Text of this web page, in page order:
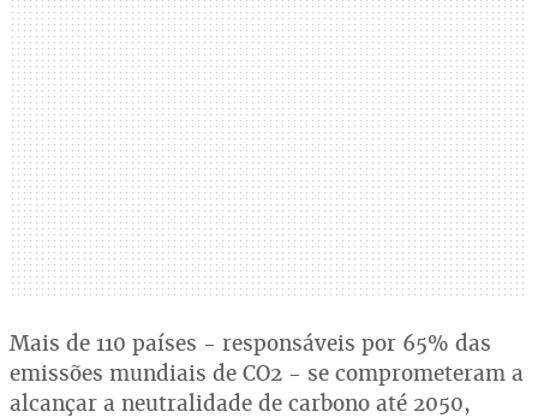
Mais de 110 países - responsáveis por 65% das
emissões mundiais de CO2 - se comprometeram a
alcançar a neutralidade de carbono até 2050,